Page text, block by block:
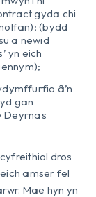
gyda chi
(bydd
a newid
yn eich
â’n
gan
Deyrnas
dros
amser fel
Mae hyn yn